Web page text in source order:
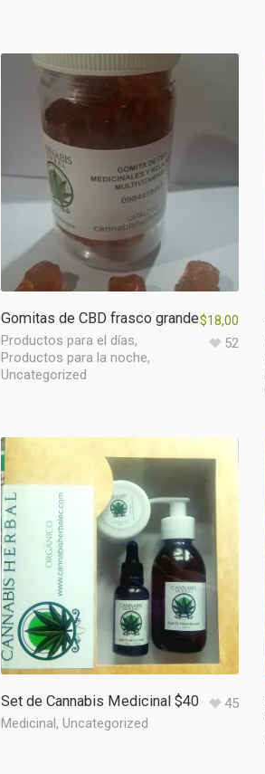
Gomitas de CBD frasco grande
Productos para el días,
Productos para la noche,
Uncategorized
$18,00
52
Set de Cannabis Medicinal $40
Medicinal, Uncategorized
45